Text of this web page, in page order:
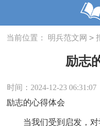
当前位置： 明兵范文网 >
励志
时间：2024-12-23 06:31:07
励志的心得体会
当我们受到启发，对